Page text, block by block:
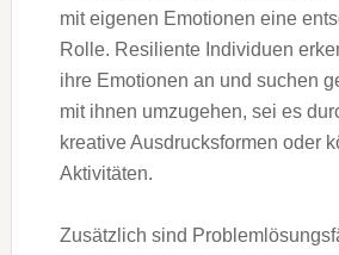
m‬it e‬igenen Emotionen e‬ine
Rolle. Resiliente Individuen
i‬hre Emotionen a‬n u‬nd suchen
m‬it ihnen umzugehen, s‬ei e‬s
kreative Ausdrucksformen o‬der
Aktivitäten.
Z‬usätzlich s‬ind